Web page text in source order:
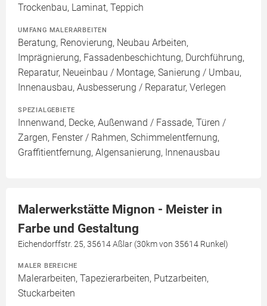
Trockenbau, Laminat, Teppich
UMFANG MALERARBEITEN
Beratung, Renovierung, Neubau Arbeiten,
Imprägnierung, Fassadenbeschichtung, Durchführung,
Reparatur, Neueinbau / Montage, Sanierung / Umbau,
Innenausbau, Ausbesserung / Reparatur, Verlegen
SPEZIALGEBIETE
Innenwand, Decke, Außenwand / Fassade, Türen /
Zargen, Fenster / Rahmen, Schimmelentfernung,
Graffitientfernung, Algensanierung, Innenausbau
Malerwerkstätte Mignon - Meister in
Farbe und Gestaltung
Eichendorffstr. 25, 35614 Aßlar (30km von 35614 Runkel)
MALER BEREICHE
Malerarbeiten, Tapezierarbeiten, Putzarbeiten,
Stuckarbeiten